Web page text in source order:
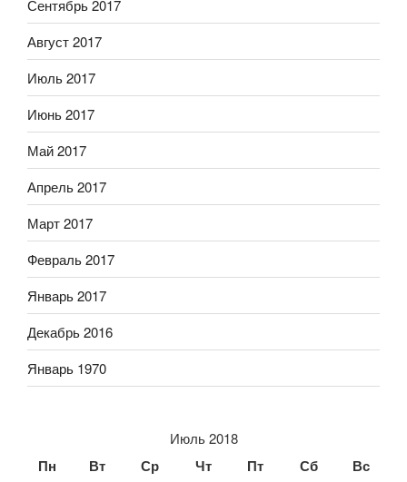
Сентябрь 2017
Август 2017
Июль 2017
Июнь 2017
Май 2017
Апрель 2017
Март 2017
Февраль 2017
Январь 2017
Декабрь 2016
Январь 1970
Июль 2018
Пн Вт Ср Чт Пт Сб Вс